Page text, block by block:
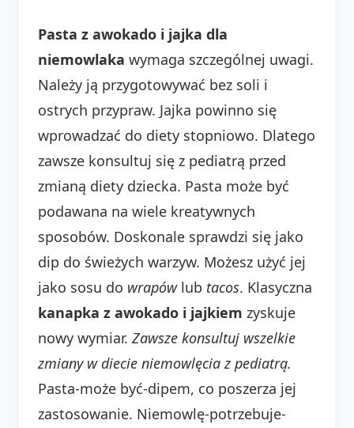
Pasta z awokado i jajka dla
niemowlaka wymaga szczególnej uwagi.
Należy ją przygotowywać bez soli i
ostrych przypraw. Jajka powinno się
wprowadzać do diety stopniowo. Dlatego
zawsze konsultuj się z pediatrą przed
zmianą diety dziecka. Pasta może być
podawana na wiele kreatywnych
sposobów. Doskonale sprawdzi się jako
dip do świeżych warzyw. Możesz użyć jej
jako sosu do wrapówlub tacos. Klasyczna
kanapka z awokado i jajkiem zyskuje
nowy wymiar. Zawsze konsultuj wszelkie
zmiany w diecie niemowlęcia z pediatrą.
Pasta-może być-dipem, co poszerza jej
zastosowanie. Niemowlę-potrzebuje-